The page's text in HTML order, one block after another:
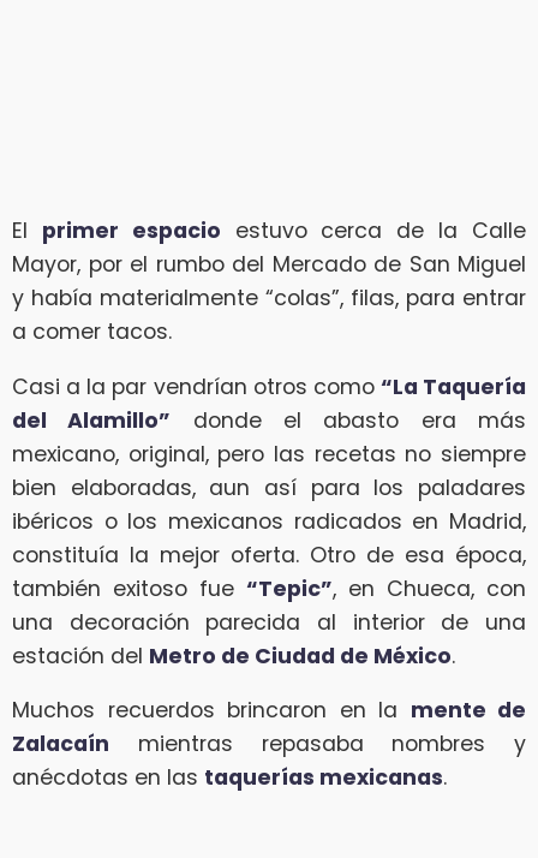
El primer espacio estuvo cerca de la Calle
Mayor, por el rumbo del Mercado de San Miguel
y había materialmente “colas”, filas, para entrar
a comer tacos.
Casi a la par vendrían otros como “La Taquería
del Alamillo” donde el abasto era más
mexicano, original, pero las recetas no siempre
bien elaboradas, aun así para los paladares
ibéricos o los mexicanos radicados en Madrid,
constituía la mejor oferta. Otro de esa época,
también exitoso fue “Tepic”, en Chueca, con
una decoración parecida al interior de una
estación del Metro de Ciudad de México.
Muchos recuerdos brincaron en la mente de
Zalacaín mientras repasaba nombres y
anécdotas en las taquerías mexicanas.